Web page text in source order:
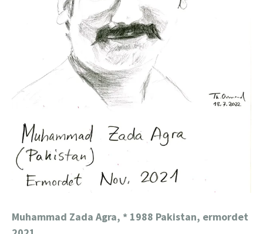
Muhammad Zada Agra, * 1988 Pakistan, ermordet